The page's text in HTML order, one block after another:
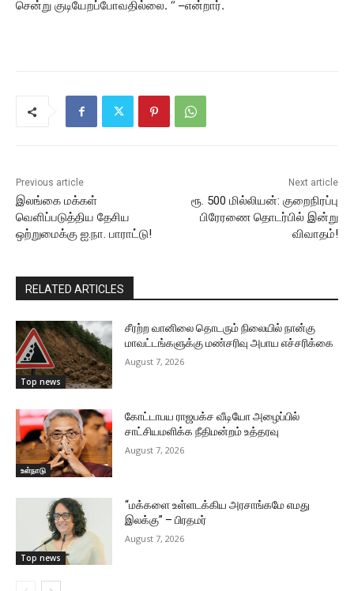
சென்று குடியேறப்போவதில்லை. “ –என்றார்.
Previous article
இலங்கை மக்கள்
வெளிப்படுத்திய தேசிய
ஒற்றுமைக்கு ஐ.நா. பாராட்டு!
Next article
ரூ. 500 மில்லியன்: குறைநிரப்பு
பிரேரணை தொடர்பில் இன்று
விவாதம்!
RELATED ARTICLES
Top news
சீரற்ற வானிலை தொடரும் நிலையில் நான்கு
மாவட்டங்களுக்கு மண்சரிவு அபாய எச்சரிக்கை
August 7, 2026
உள்நாடு
கோட்டாபய ராஜபக்ச வீடியோ அழைப்பில்
சாட்சியமளிக்க நீதிமன்றம் உத்தரவு
August 7, 2026
Top news
“மக்களை உள்ளடக்கிய அரசாங்கமே எமது
இலக்கு” – பிரதமர்
August 7, 2026